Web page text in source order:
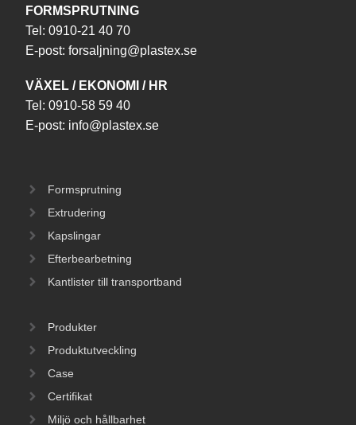
FORMSPRUTNING
Tel: 0910-21 40 70
E-post: forsaljning@plastex.se
VÄXEL / EKONOMI / HR
Tel: 0910-58 59 40
E-post: info@plastex.se
Formsprutning
Extrudering
Kapslingar
Efterbearbetning
Kantlister till transportband
Produkter
Produktutveckling
Case
Certifikat
Miljö och hållbarhet